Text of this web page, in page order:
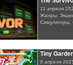
11 апреля
Жанры:
Симуляторы,
Tiny
8 апреля